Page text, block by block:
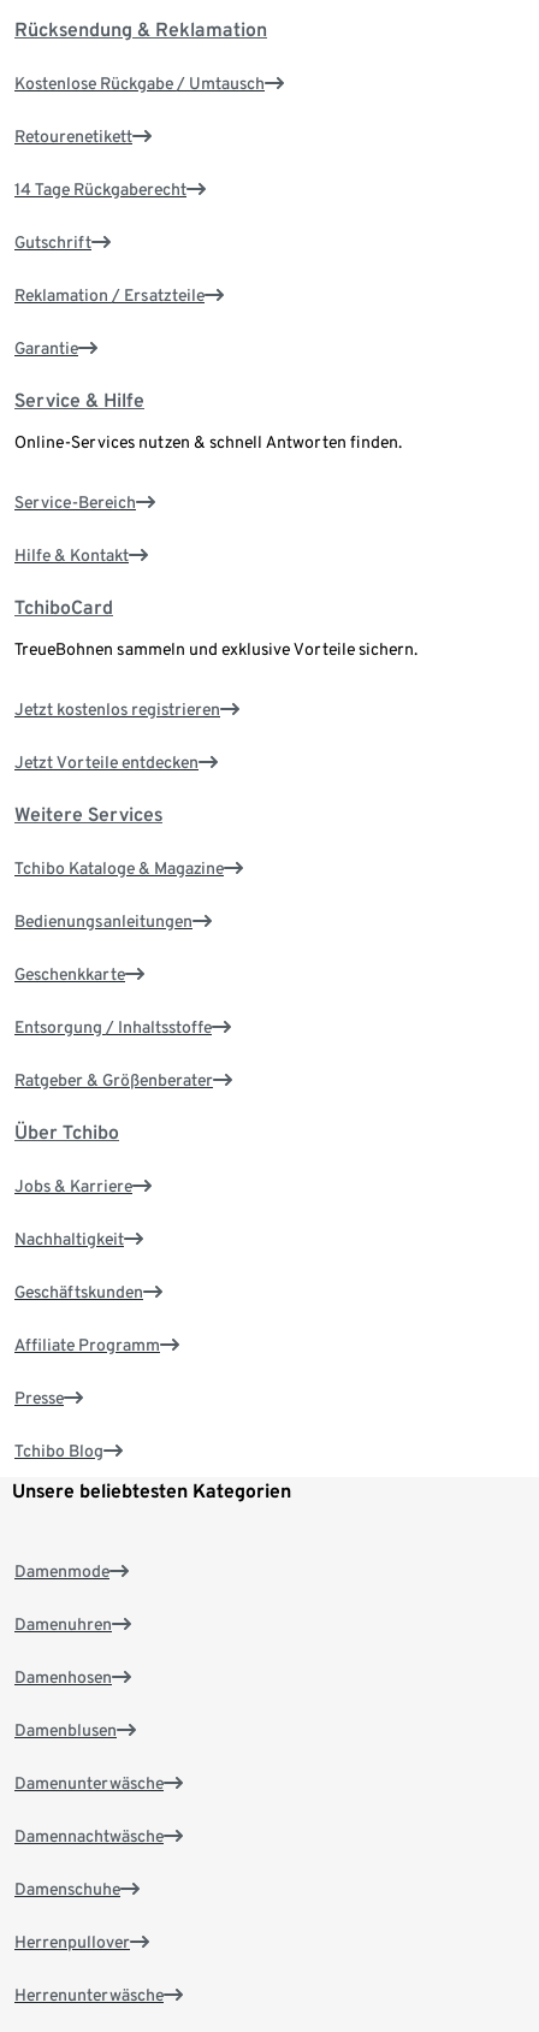
Rücksendung & Reklamation
Kostenlose Rückgabe / Umtausch
Retourenetikett
14 Tage Rückgaberecht
Gutschrift
Reklamation / Ersatzteile
Garantie
Service & Hilfe
Online-Services nutzen & schnell Antworten finden.
Service-Bereich
Hilfe & Kontakt
TchiboCard
TreueBohnen sammeln und exklusive Vorteile sichern.
Jetzt kostenlos registrieren
Jetzt Vorteile entdecken
Weitere Services
Tchibo Kataloge & Magazine
Bedienungsanleitungen
Geschenkkarte
Entsorgung / Inhaltsstoffe
Ratgeber & Größenberater
Über Tchibo
Jobs & Karriere
Nachhaltigkeit
Geschäftskunden
Affiliate Programm
Presse
Tchibo Blog
Unsere beliebtesten Kategorien
Damenmode
Damenuhren
Damenhosen
Damenblusen
Damenunterwäsche
Damennachtwäsche
Damenschuhe
Herrenpullover
Herrenunterwäsche